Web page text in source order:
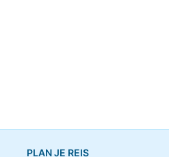
PLAN JE REIS